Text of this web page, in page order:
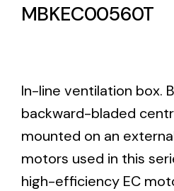
material for each project
MBKEC00560T
In-line ventilation box.
backward-bladed
mounted on an
motors used in this
high-efficiency EC